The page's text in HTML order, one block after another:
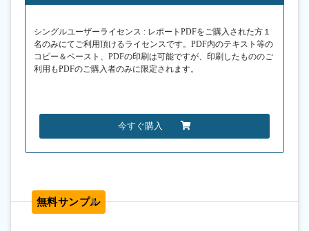
シングルユーザーライセンス : レポートPDFをご購入された方１
名のみにてご利用頂けるライセンスです。PDF内のテキスト等の
コピー＆ペースト、PDFの印刷は可能ですが、印刷したもののご
利用もPDFのご購入者のみに限定されます。
今すぐ購入
無料サンプル